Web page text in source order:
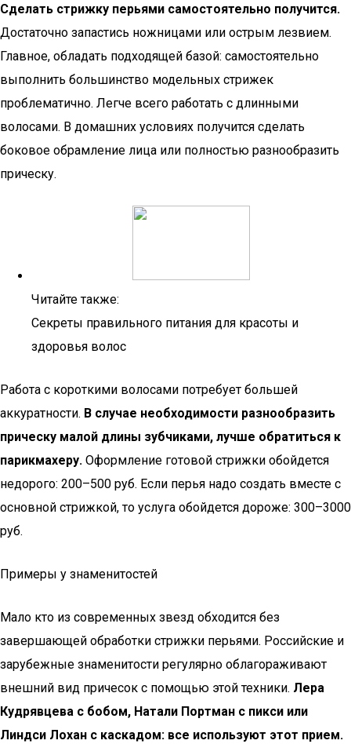
Сделать стрижку перьями самостоятельно получится.
Достаточно запастись ножницами или острым лезвием.
Главное, обладать подходящей базой: самостоятельно
выполнить большинство модельных стрижек
проблематично. Легче всего работать с длинными
волосами. В домашних условиях получится сделать
боковое обрамление лица или полностью разнообразить
прическу.
Читайте также:
Секреты правильного питания для красоты и
здоровья волос
Работа с короткими волосами потребует большей
аккуратности. В случае необходимости разнообразить
прическу малой длины зубчиками, лучше обратиться к
парикмахеру. Оформление готовой стрижки обойдется
недорого: 200–500 руб. Если перья надо создать вместе с
основной стрижкой, то услуга обойдется дороже: 300–3000
руб.
Примеры у знаменитостей
Мало кто из современных звезд обходится без
завершающей обработки стрижки перьями. Российские и
зарубежные знаменитости регулярно облагораживают
внешний вид причесок с помощью этой техники. Лера
Кудрявцева с бобом, Натали Портман с пикси или
Линдси Лохан с каскадом: все используют этот прием.